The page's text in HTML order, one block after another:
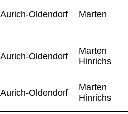
Aurich-Oldendorf Marten
Aurich-Oldendorf
Marten
Hinrichs
Aurich-Oldendorf
Marten
Hinrichs